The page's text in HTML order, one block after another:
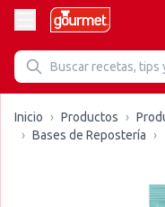
Inicio › Productos ›
› Bases de Repostería ›